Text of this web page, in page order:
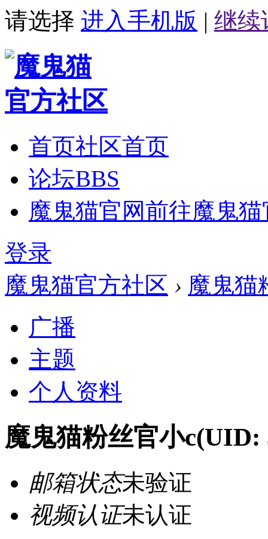
请选择 进入手机版 | 继续
首页社区首页
论坛BBS
魔鬼猫官网前往魔鬼
登录
魔鬼猫官方社区 › 魔鬼猫
广播
主题
个人资料
魔鬼猫粉丝官小c(UID:
邮箱状态未验证
视频认证未认证